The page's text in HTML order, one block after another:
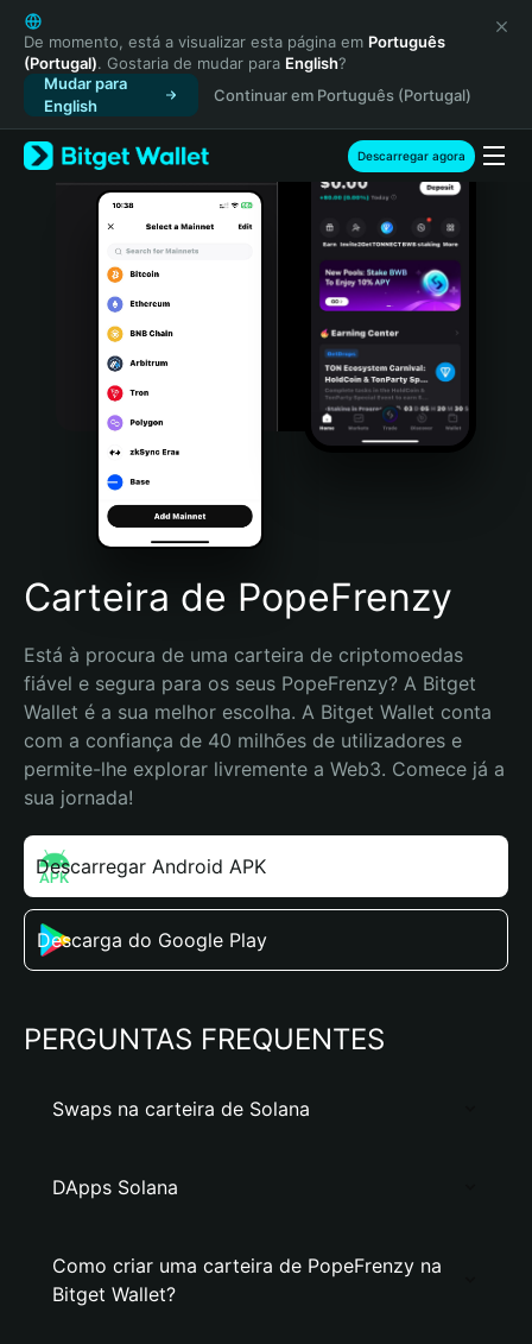
English
日本語
Tiếng Việt
Русский
Español (Latinoamérica)
Türkçe
Italiano
Português (Portugal)
Bahasa Indonesia
Português (Brasil)
Español (Argentina)
De momento, está a visualizar esta página em Português
(Portugal). Gostaria de mudar para English?
Mudar para
English
Continuar em Português (Portugal)
Descarregar agora
Carteira de PopeFrenzy
Está à procura de uma carteira de criptomoedas
fiável e segura para os seus PopeFrenzy? A Bitget
Wallet é a sua melhor escolha. A Bitget Wallet conta
com a confiança de 40 milhões de utilizadores e
permite-lhe explorar livremente a Web3. Comece já a
sua jornada!
Descarregar Android APK
Descarga do Google Play
PERGUNTAS FREQUENTES
Swaps na carteira de Solana
DApps Solana
Como criar uma carteira de PopeFrenzy na
Bitget Wallet?